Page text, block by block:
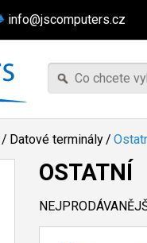
info@jscomputers.cz
/ Datové terminály/
OSTATNÍ